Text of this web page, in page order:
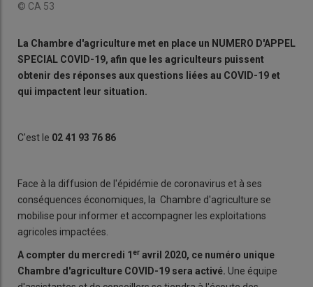
© CA 53
La Chambre d'agriculture met en place un NUMERO D'APPEL
SPECIAL COVID-19, afin que les agriculteurs puissent
obtenir des réponses aux questions liées au COVID-19 et
qui impactent leur situation.
C'est le 02 41 93 76 86
Face à la diffusion de l'épidémie de coronavirus et à ses
conséquences économiques, la Chambre d'agriculture se
mobilise pour informer et accompagner les exploitations
agricoles impactées.
A compter du mercredi 1 er avril 2020, ce numéro unique
Chambre d'agriculture COVID-19 sera activé. Une équipe